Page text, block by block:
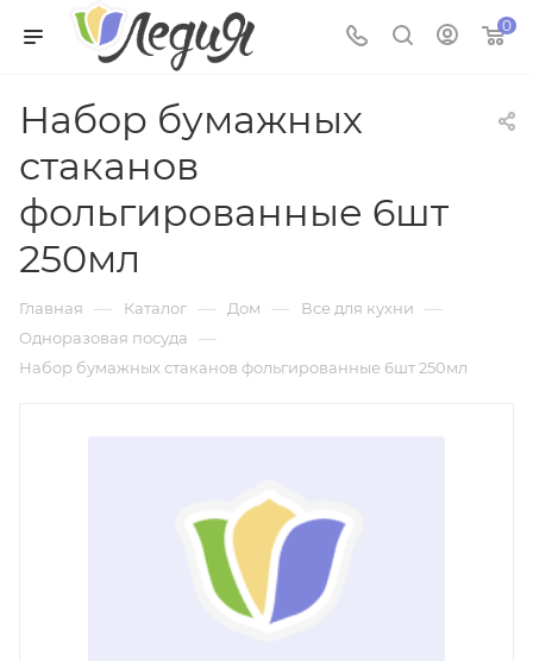
0
Набор бумажных
стаканов
фольгированные 6шт
250мл
Главная — Каталог — Дом — Все для кухни —
Одноразовая посуда —
Набор бумажных стаканов фольгированные 6шт 250мл